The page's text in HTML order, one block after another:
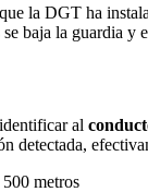
la DGT ha
baja la guardia
al
detectada,
metros